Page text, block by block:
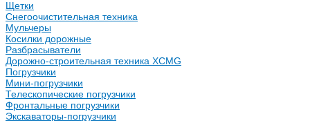
Щетки
Снегоочистительная техника
Мульчеры
Косилки дорожные
Разбрасыватели
Дорожно-строительная техника XCMG
Погрузчики
Мини-погрузчики
Телескопические погрузчики
Фронтальные погрузчики
Экскаваторы-погрузчики